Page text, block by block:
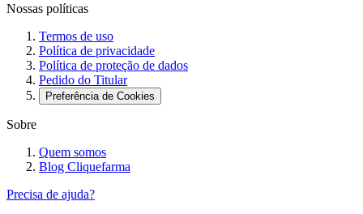
Nossas políticas
Termos de uso
Política de privacidade
Política de proteção de dados
Pedido do Titular
Preferência de Cookies
Sobre
Quem somos
Blog Cliquefarma
Precisa de ajuda?